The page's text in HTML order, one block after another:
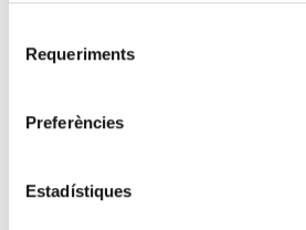
Requeriments
Preferències
Estadístiques
Davant les
elevades, protegim-